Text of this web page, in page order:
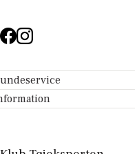
- Hjælpecenter
Tøjeksperten